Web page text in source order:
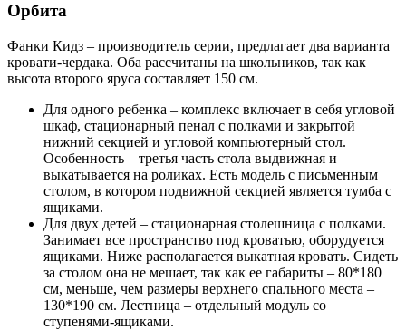
Орбита
Фанки Кидз – производитель серии, предлагает два варианта
кровати-чердака. Оба рассчитаны на школьников, так как
высота второго яруса составляет 150 см.
Для одного ребенка – комплекс включает в себя угловой
шкаф, стационарный пенал с полками и закрытой
нижний секцией и угловой компьютерный стол.
Особенность – третья часть стола выдвижная и
выкатывается на роликах. Есть модель с письменным
столом, в котором подвижной секцией является тумба с
ящиками.
Для двух детей – стационарная столешница с полками.
Занимает все пространство под кроватью, оборудуется
ящиками. Ниже располагается выкатная кровать. Сидеть
за столом она не мешает, так как ее габариты – 80*180
см, меньше, чем размеры верхнего спального места –
130*190 см. Лестница – отдельный модуль со
ступенями-ящиками.